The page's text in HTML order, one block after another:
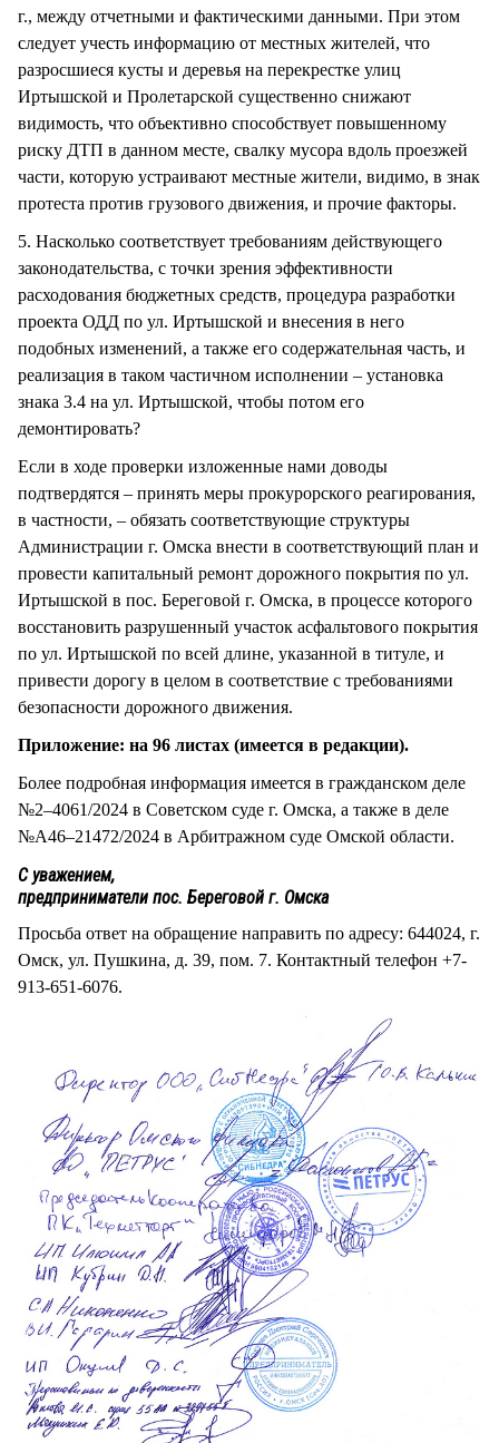
г., между отчетными и фактическими данными. При этом
следует учесть информацию от местных жителей, что
разросшиеся кусты и деревья на перекрестке улиц
Иртышской и Пролетарской существенно снижают
видимость, что объективно способствует повышенному
риску ДТП в данном месте, свалку мусора вдоль проезжей
части, которую устраивают местные жители, видимо, в знак
протеста против грузового движения, и прочие факторы.
5. Насколько соответствует требованиям действующего
законодательства, с точки зрения эффективности
расходования бюджетных средств, процедура разработки
проекта ОДД по ул. Иртышской и внесения в него
подобных изменений, а также его содержательная часть, и
реализация в таком частичном исполнении – установка
знака 3.4 на ул. Иртышской, чтобы потом его
демонтировать?
Если в ходе проверки изложенные нами доводы
подтвердятся – принять меры прокурорского реагирования,
в частности, – обязать соответствующие структуры
Администрации г. Омска внести в соответствующий план и
провести капитальный ремонт дорожного покрытия по ул.
Иртышской в пос. Береговой г. Омска, в процессе которого
восстановить разрушенный участок асфальтового покрытия
по ул. Иртышской по всей длине, указанной в титуле, и
привести дорогу в целом в соответствие с требованиями
безопасности дорожного движения.
Приложение: на 96 листах (имеется в редакции).
Более подробная информация имеется в гражданском деле
№2–4061/2024 в Советском суде г. Омска, а также в деле
№А46–21472/2024 в Арбитражном суде Омской области.
С уважением,
предприниматели пос. Береговой г. Омска
Просьба ответ на обращение направить по адресу: 644024, г.
Омск, ул. Пушкина, д. 39, пом. 7. Контактный телефон +7-
913-651-6076.